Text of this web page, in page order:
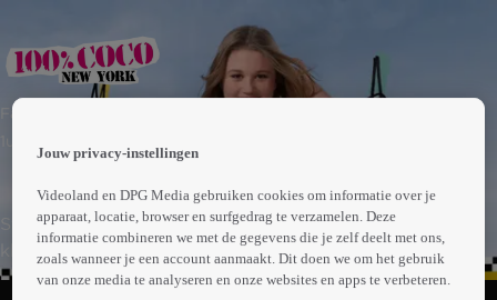
Styletijger Coco heeft bijna zomervakantie. Terwijl haar
klasgenoten jaloersmakend vertellen over hun
vakantieplannen, kijkt Coco allesbehalve uit naar de
Abonneren op Videoland
Jouw privacy-instellingen
Videoland en DPG Media gebruiken cookies om informatie over je
apparaat, locatie, browser en surfgedrag te verzamelen. Deze
informatie combineren we met de gegevens die je zelf deelt met ons,
zoals wanneer je een account aanmaakt. Dit doen we om het gebruik
van onze media te analyseren en onze websites en apps te verbeteren.